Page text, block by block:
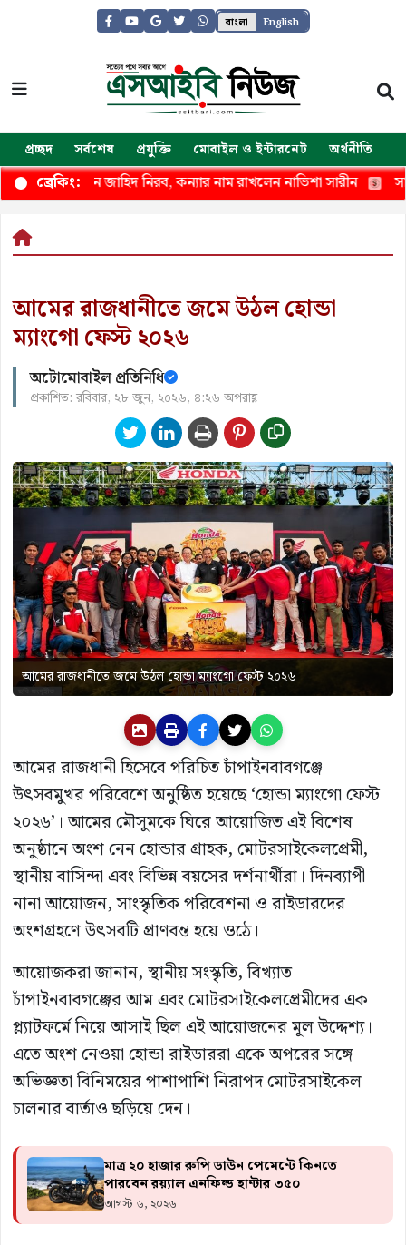
বাংলা English
প্রচ্ছদ সর্বশেষ প্রযুক্তি মোবাইল ও ইন্টারনেট অর্থনীতি
ব্রেকিং:
মুখ দেখলেন জাহিদ নিরব, কন্যার নাম রাখলেন নাভিশা সারীন
আমের রাজধানীতে জমে উঠল হোন্ডা
ম্যাংগো ফেস্ট ২০২৬
অটোমোবাইল প্রতিনিধি
প্রকাশিত: রবিবার, ২৮ জুন, ২০২৬, ৪:২৬ অপরাহ্ণ
আমের রাজধানীতে জমে উঠল হোন্ডা ম্যাংগো ফেস্ট ২০২৬
আমের রাজধানী হিসেবে পরিচিত চাঁপাইনবাবগঞ্জে
উৎসবমুখর পরিবেশে অনুষ্ঠিত হয়েছে ‘হোন্ডা ম্যাংগো ফেস্ট
২০২৬’। আমের মৌসুমকে ঘিরে আয়োজিত এই বিশেষ
অনুষ্ঠানে অংশ নেন হোন্ডার গ্রাহক, মোটরসাইকেলপ্রেমী,
স্থানীয় বাসিন্দা এবং বিভিন্ন বয়সের দর্শনার্থীরা। দিনব্যাপী
নানা আয়োজন, সাংস্কৃতিক পরিবেশনা ও রাইডারদের
অংশগ্রহণে উৎসবটি প্রাণবন্ত হয়ে ওঠে।
আয়োজকরা জানান, স্থানীয় সংস্কৃতি, বিখ্যাত
চাঁপাইনবাবগঞ্জের আম এবং মোটরসাইকেলপ্রেমীদের এক
প্ল্যাটফর্মে নিয়ে আসাই ছিল এই আয়োজনের মূল উদ্দেশ্য।
এতে অংশ নেওয়া হোন্ডা রাইডাররা একে অপরের সঙ্গে
অভিজ্ঞতা বিনিময়ের পাশাপাশি নিরাপদ মোটরসাইকেল
চালনার বার্তাও ছড়িয়ে দেন।
মাত্র ২০ হাজার রুপি ডাউন পেমেন্টে কিনতে
পারবেন রয়্যাল এনফিল্ড হান্টার ৩৫০
আগস্ট ৬, ২০২৬